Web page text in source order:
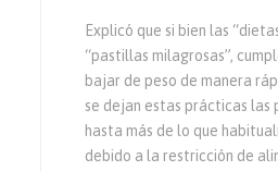
Explicó que si bien las
“pastillas milagrosas”,
bajar de peso de manera
se dejan estas prácticas las
hasta más de lo que
debido a la restricción de